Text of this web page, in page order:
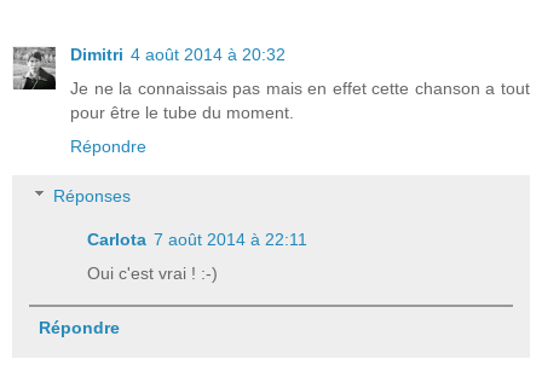
Dimitri 4 août 2014 à 20:32
Je ne la connaissais pas mais en effet cette chanson a tout
pour être le tube du moment.
Répondre
Réponses
Carlota 7 août 2014 à 22:11
Oui c'est vrai ! :-)
Répondre